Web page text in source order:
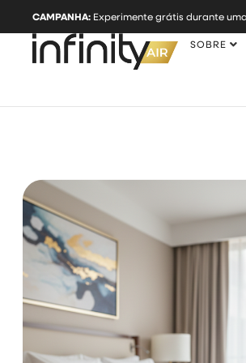
CAMPANHA: Experimente grátis durante
SOBRE